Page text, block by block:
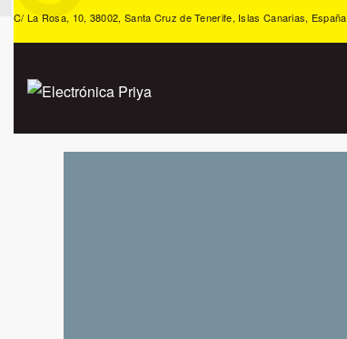
C/ La Rosa, 10, 38002, Santa Cruz de Tenerife, Islas Canarias, España